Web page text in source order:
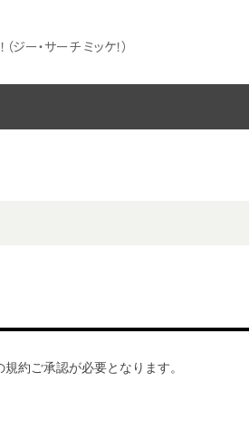
（ジー・サーチ ミッケ！）
約ご承認が必要となります。